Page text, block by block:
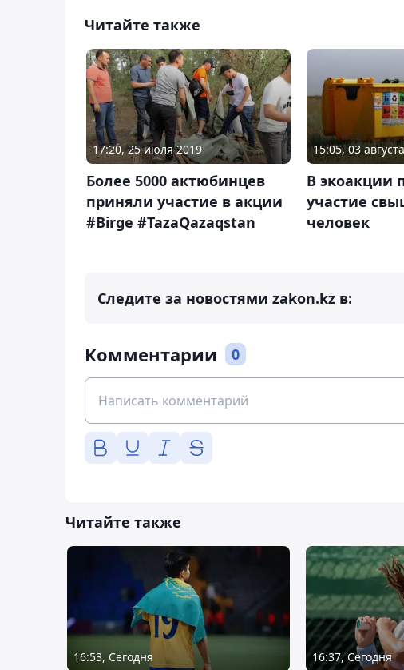
Читайте также
17:20, 25 июля 2019
Более 5000 актюбинцев
приняли участие в акции
#Birge #TazaQazaqstan
15:05, 03
В экоакции
участие
человек
Следите за новостями zakon.kz в:
Комментарии 0
Читайте также
16:53, Сегодня 16:37, Сегодня